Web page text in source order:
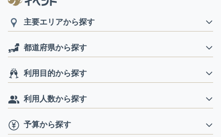
主要エリアから探す
都道府県から探す
利用目的から探す
利用人数から探す
予算から探す